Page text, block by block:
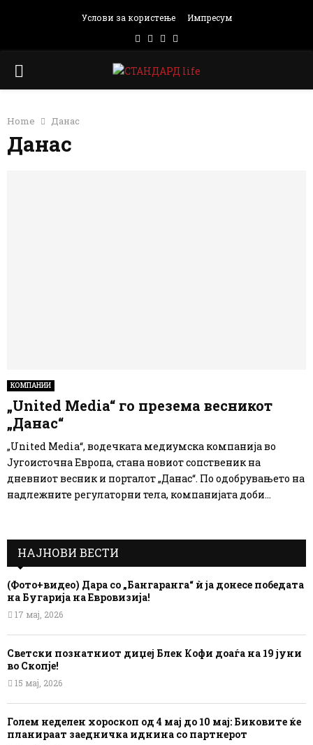
Услови за користење Импресум
Facebook
Instagram
Email
PRIMARY
Home Данас
Данас
КОМПАНИИ
„United Media“ го презема весникот
„Данас“
„United Media“, водечката медиумска компанија во
Југоисточна Европа, стана новиот сопственик на
дневниот весник и порталот „Данас“. По одобрувањето на
надлежните регулаторни тела, компанијата доби...
НАЈНОВИ ВЕСТИ
(Фото+видео) Дара со „Бангаранга“ ѝ ја донесе победата
на Бугарија на Евровизија!
17 мај, 2026
Светски познатниот диџеј Блек Кофи доаѓа на 19 јуни
во Скопје!
15 мај, 2026
Голем неделен хороскоп од 4 мај до 10 мај: Биковите ќе
планираат заедничка иднина со партнерот